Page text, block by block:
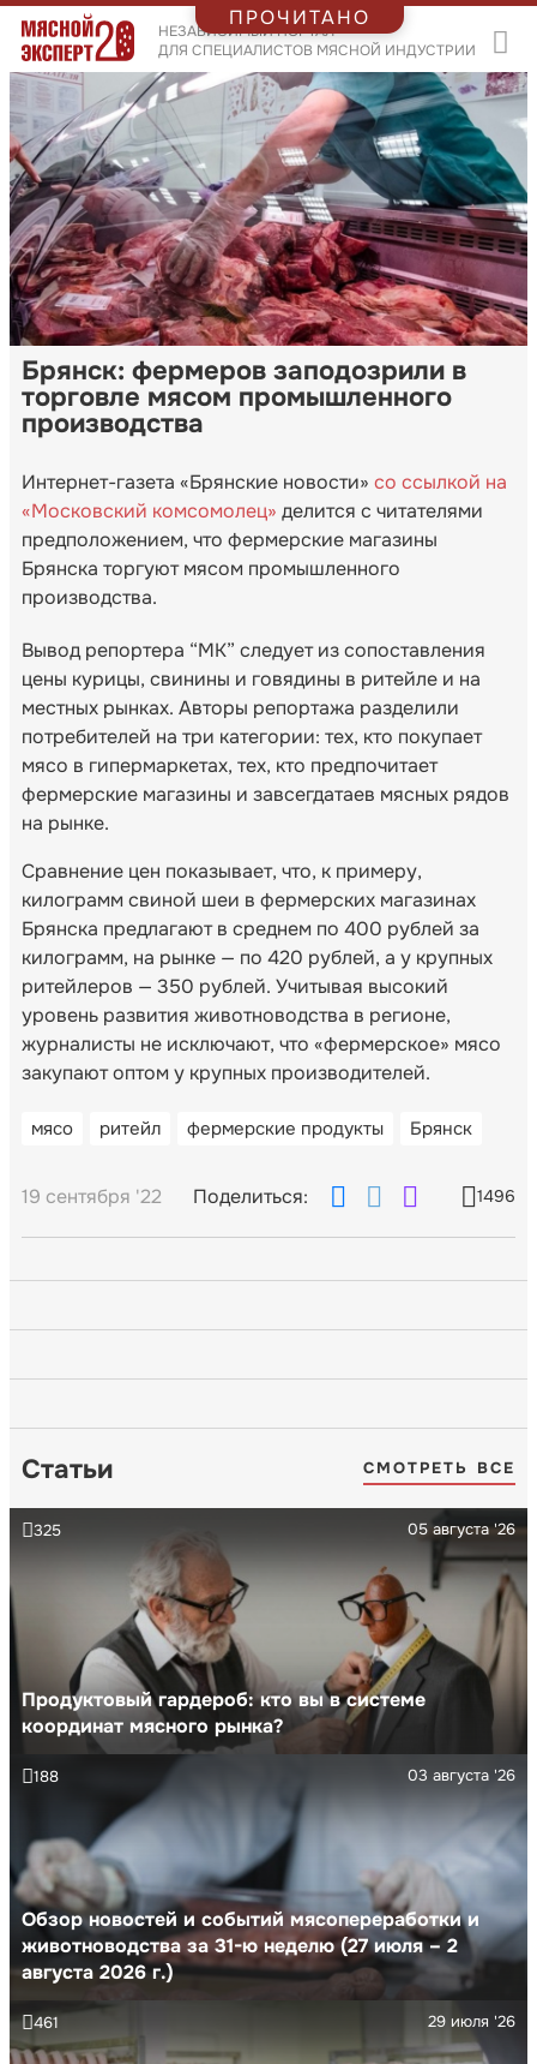
НЕЗАВИСИМЫЙ ПОРТАЛ
ДЛЯ СПЕЦИАЛИСТОВ МЯСНОЙ ИНДУСТРИИ
Брянск: фермеров заподозрили в
торговле мясом промышленного
производства
Интернет-газета «Брянские новости» со ссылкой на
«Московский комсомолец» делится с читателями
предположением, что фермерские магазины
Брянска торгуют мясом промышленного
производства.
Вывод репортера “МК” следует из сопоставления
цены курицы, свинины и говядины в ритейле и на
местных рынках. Авторы репортажа разделили
потребителей на три категории: тех, кто покупает
мясо в гипермаркетах, тех, кто предпочитает
фермерские магазины и завсегдатаев мясных рядов
на рынке.
Сравнение цен показывает, что, к примеру,
килограмм свиной шеи в фермерских магазинах
Брянска предлагают в среднем по 400 рублей за
килограмм, на рынке — по 420 рублей, а у крупных
ритейлеров — 350 рублей. Учитывая высокий
уровень развития животноводства в регионе,
журналисты не исключают, что «фермерское» мясо
закупают оптом у крупных производителей.
мясо ритейл фермерские продукты Брянск
19 сентября '22 Поделиться: 1496
Статьи СМОТРЕТЬ ВСЕ
Продуктовый гардероб: кто вы в системе
координат мясного рынка?
05 августа '26
325
Обзор новостей и событий мясопереработки и
животноводства за 31-ю неделю (27 июля – 2
августа 2026 г.)
03 августа '26
188
29 июля '26
461
ПРОЧИТАНО